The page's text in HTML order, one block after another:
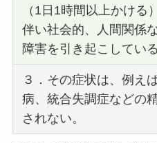
（1日1時間以上かける
伴い社会的、人間関係
障害を引き起こしている
３．その症状は、例え
病、統合失調症などの
されない。